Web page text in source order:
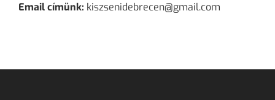
Email címünk: kiszsenidebrecen@gmail.com